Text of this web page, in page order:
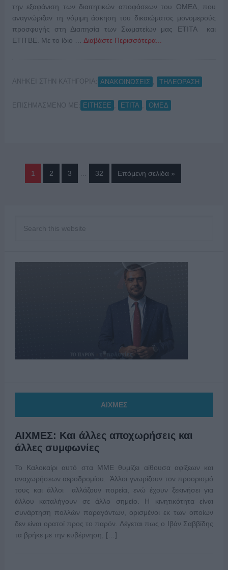
την εξαφάνιση των διαιτητικών αποφάσεων του ΟΜΕΔ, που
αναγνώριζαν τη νόμιμη άσκηση του δικαιώματος μονομερούς
προσφυγής στη Διαιτησία των Σωματείων μας ΕΤΙΤΑ και
ΕΤΙΤΒΕ. Με το ίδιο … Διαβάστε Περισσότερα...
ΑΝΗΚΕΙ ΣΤΗΝ ΚΑΤΗΓΟΡΙΑ: ΑΝΑΚΟΙΝΩΣΕΙΣ ΤΗΛΕΟΡΑΣΗ
ΕΠΙΣΗΜΑΣΜΕΝΟ ΜΕ: ΕΙΤΗΣΕΕ ΕΤΙΤΑ ΟΜΕΔ
1 2 3 32 Επόμενη σελίδα »
ΑΙΧΜΕΣ
ΑΙΧΜΕΣ: Και άλλες αποχωρήσεις και
άλλες συμφωνίες
Το Καλοκαίρι αυτό στα ΜΜΕ θυμίζει αίθουσα αφίξεων και
αναχωρήσεων αεροδρομίου. Άλλοι γνωρίζουν τον προορισμό
τους και άλλοι αλλάζουν πορεία, ενώ έχουν ξεκινήσει για
άλλου καταλήγουν σε άλλο σημείο. Η κινητικότητα είναι
συνάρτηση πολλών παραγόντων, ορισμένοι εκ των οποίων
δεν είναι ορατοί προς το παρόν. Λέγεται πως ο Ιβάν Σαββίδης
τα βρήκε με την κυβέρνηση, […]